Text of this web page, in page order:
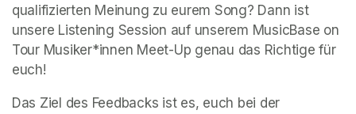
qualifizierten Meinung zu eurem Song? Dann ist
unsere Listening Session auf unserem MusicBase on
Tour Musiker*innen Meet-Up genau das Richtige für
euch!
Das Ziel des Feedbacks ist es, euch bei der